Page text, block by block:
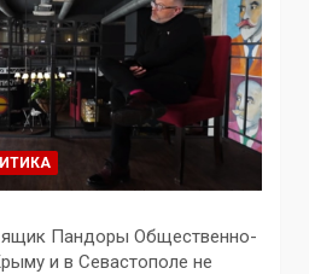
ящик Пандоры Общественно-
и в Севастополе не